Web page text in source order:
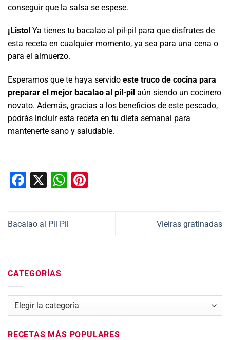
conseguir que la salsa se espese.
¡Listo! Ya tienes tu bacalao al pil-pil para que disfrutes de
esta receta en cualquier momento, ya sea para una cena o
para el almuerzo.
Esperamos que te haya servido este truco de cocina para
preparar el mejor bacalao al pil-pil aún siendo un cocinero
novato. Además, gracias a los beneficios de este pescado,
podrás incluir esta receta en tu dieta semanal para
mantenerte sano y saludable.
Facebook
X WhatsApp
Bacalao al Pil Pil Vieiras gratinadas
CATEGORÍAS
Categorías
RECETAS MÁS POPULARES